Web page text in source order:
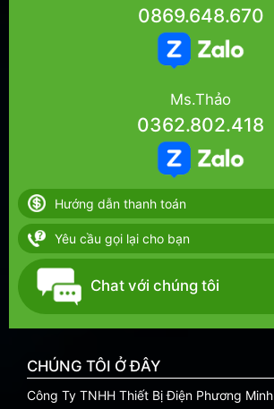
0869.648.670
Ms.Thảo
0362.802.418
Hướng dẫn thanh toán
Yêu cầu gọi lại cho bạn
Chat với chúng tôi
CHÚNG TÔI Ở ĐÂY
Công Ty TNHH Thiết Bị Điện Phương Minh